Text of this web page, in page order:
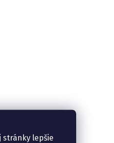
stránky lepšie